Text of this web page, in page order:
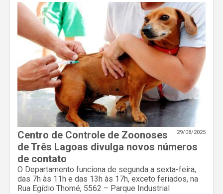
29/08/2025
Centro de Controle de Zoonoses
de Três Lagoas divulga novos números
de contato
O Departamento funciona de segunda a sexta-feira,
das 7h às 11h e das 13h às 17h, exceto feriados, na
Rua Egídio Thomé, 5562 – Parque Industrial